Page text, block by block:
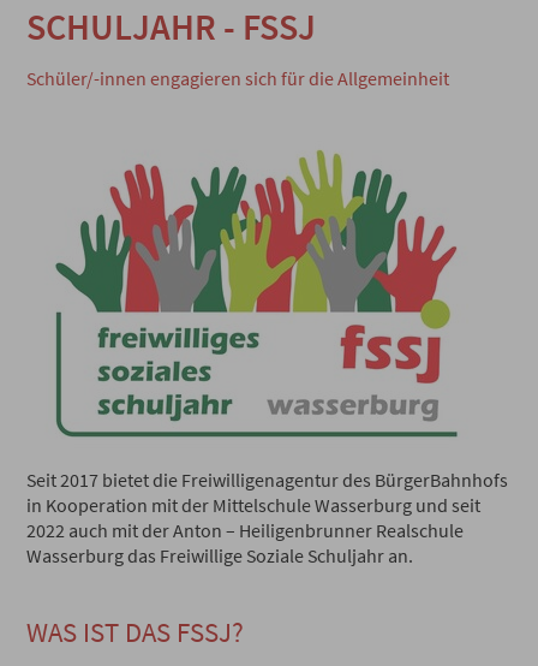
SCHULJAHR - FSSJ
Schüler/-innen engagieren sich für die Allgemeinheit
Seit 2017 bietet die Freiwilligenagentur des BürgerBahnhofs
in Kooperation mit der Mittelschule Wasserburg und seit
2022 auch mit der Anton – Heiligenbrunner Realschule
Wasserburg das Freiwillige Soziale Schuljahr an.
WAS IST DAS FSSJ?